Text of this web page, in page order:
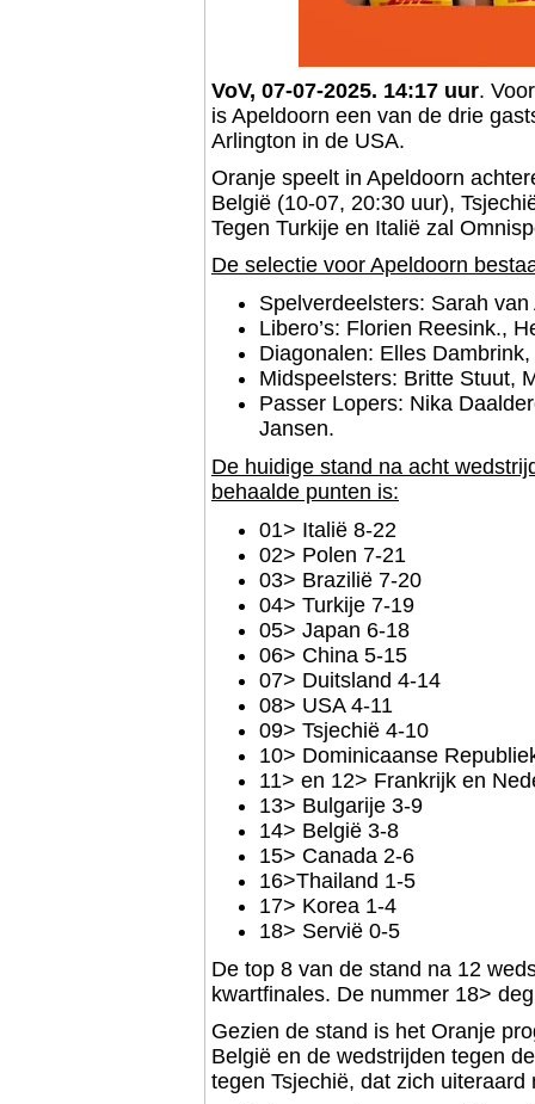
VoV, 07-07-2025. 14:17 uur.
is Apeldoorn een van de drie
Arlington in de USA.
Oranje speelt in Apeldoorn
België (10-07, 20:30 uur),
Tegen Turkije en Italië zal
De selectie voor Apeldoorn
Spelverdeelsters: Sarah
Libero’s: Florien Reesink.,
Diagonalen: Elles
Midspeelsters: Britte Stuut,
Passer Lopers: Nika
Jansen.
De huidige stand na acht
behaalde punten is:
01> Italië 8-22
02> Polen 7-21
03> Brazilië 7-20
04> Turkije 7-19
05> Japan 6-18
06> China 5-15
07> Duitsland 4-14
08> USA 4-11
09> Tsjechië 4-10
10> Dominicaanse
11> en 12> Frankrijk en
13> Bulgarije 3-9
14> België 3-8
15> Canada 2-6
16>Thailand 1-5
17> Korea 1-4
18> Servië 0-5
De top 8 van de stand na 12
kwartfinales. De nummer 18>
Gezien de stand is het Oranje
België en de wedstrijden tegen
tegen Tsjechië, dat zich